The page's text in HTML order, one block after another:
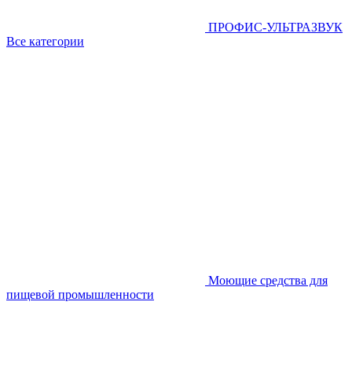
ПРОФИС-УЛЬТРАЗВУК
Все категории
Моющие средства для
пищевой промышленности